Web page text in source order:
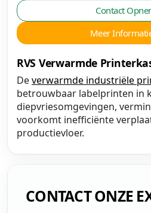
Contact
Meer
RVS Verwarmde
Deverwarmde industriële
betrouwbaar labelprinten in
diepvriesomgevingen,
voorkomt inefficiënte
productievloer.
CONTACT ONZE